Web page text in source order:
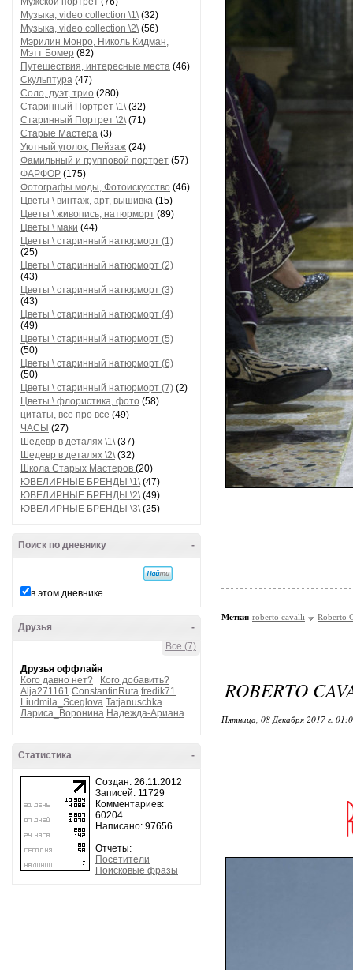
Музыка, video collection \1\(32)
Музыка, video collection \2\(56)
Мэрилин Монро, Николь Кидман,
Мэтт Бомер (82)
Путешествия, интересные места (46)
Скульптура (47)
Соло, дуэт, трио (280)
Старинный Портрет \1\(32)
Старинный Портрет \2\(71)
Старые Мастера (3)
Уютный уголок, Пейзаж (24)
Фамильный и групповой портрет (57)
ФАРФОР (175)
Фотографы моды, Фотоискусство (46)
Цветы \ винтаж, арт, вышивка (15)
Цветы \ живопись, натюрморт (89)
Цветы \ маки (44)
Цветы \ старинный натюрморт (1)
(25)
Цветы \ старинный натюрморт (2)
(43)
Цветы \ старинный натюрморт (3)
(43)
Цветы \ старинный натюрморт (4)
(49)
Цветы \ старинный натюрморт (5)
(50)
Цветы \ старинный натюрморт (6)
(50)
Цветы \ старинный натюрморт (7) (2)
Цветы \ флористика, фото (58)
цитаты, все про все (49)
ЧАСЫ (27)
Шедевр в деталях \1\(37)
Шедевр в деталях \2\(32)
Школа Старых Мастеров (20)
ЮВЕЛИРНЫЕ БРЕНДЫ \1\(47)
ЮВЕЛИРНЫЕ БРЕНДЫ \2\(49)
ЮВЕЛИРНЫЕ БРЕНДЫ \3\(25)
-
Поиск по дневнику
в этом дневнике
-
Друзья
Все (7)
Друзья оффлайн
Кого давно нет?
Кого добавить?
Alja271161 ConstantinRuta fredik71
Liudmila_Sceglova Tatjanuschka
Лариса_Воронина Надежда-Ариана
-
Статистика
Создан: 26.11.2012
Записей: 11729
Комментариев:
60204
Написано: 97656
Отчеты:
Посетители
Поисковые фразы
Метки: roberto cavalli Roberto
ROBERTO
Пятница, 08 Декабря 2017 г.